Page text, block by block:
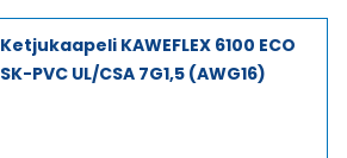
Ketjukaapeli KAWEFLEX 6100 ECO
SK-PVC UL/CSA 7G1,5 (AWG16)